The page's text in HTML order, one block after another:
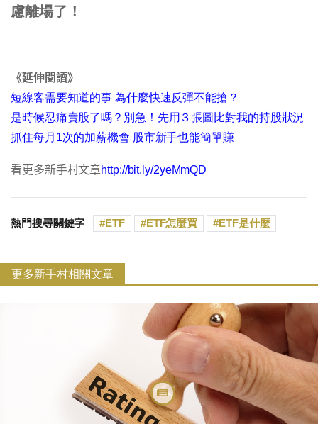
慮離場了！
《延伸閱讀》
短線客需要知道的事 為什麼快速反彈不能搶？​
是時候忍痛賣股了嗎？別急！先用３張圖比對我的持股狀況​
抓住每月1次的加薪機會 股市新手也能簡單賺
看更多新手村文章http://bit.ly/2yeMmQD
熱門搜尋關鍵字 ETF ETF怎麼買 ETF是什麼
更多新手村相關文章